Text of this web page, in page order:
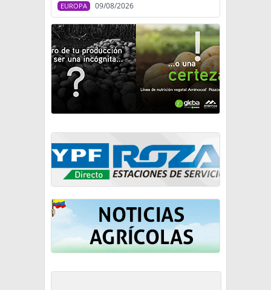
EUROPA 09/08/2026